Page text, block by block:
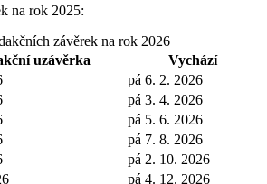
na rok 2025:
závěrek na rok 2026
uzávěrka
Vychází
pá 6. 2. 2026
pá 3. 4. 2026
pá 5. 6. 2026
pá 7. 8. 2026
pá 2. 10. 2026
pá 4. 12. 2026